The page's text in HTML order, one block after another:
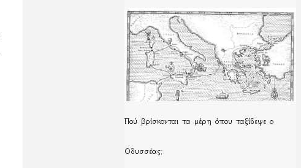
Πού βρίσκονται τα μέρη όπου ταξίδεψε ο
Οδυσσέας;